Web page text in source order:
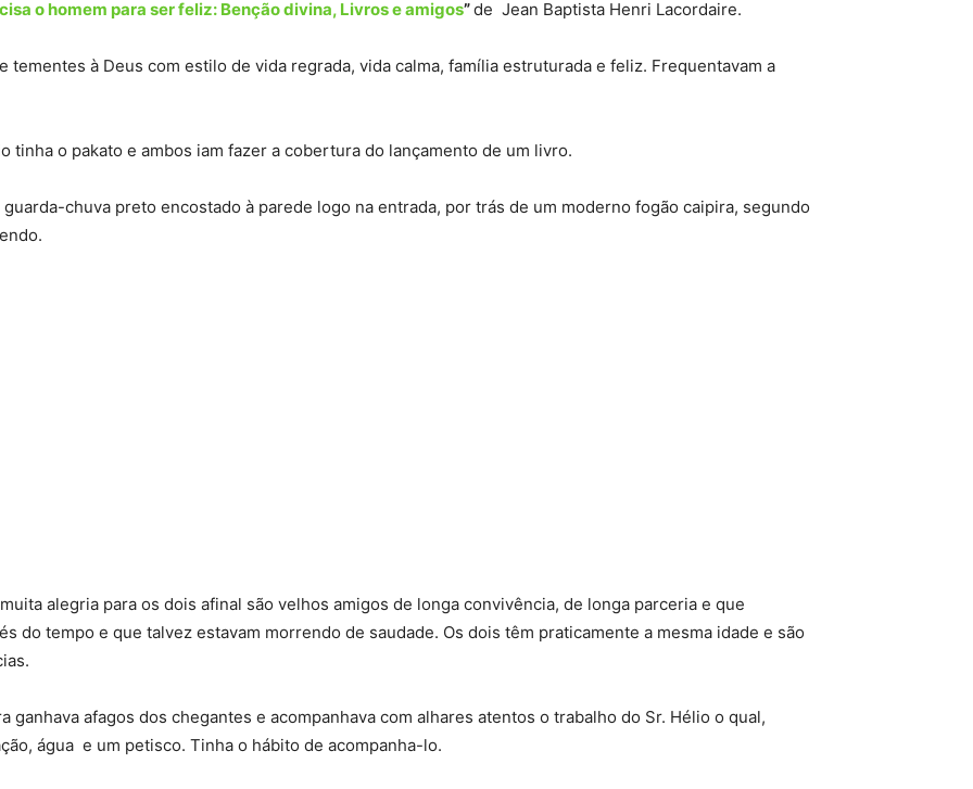
o homem para ser feliz: Benção divina, Livros e amigos”de Jean Baptista Henri Lacordaire.
tementes à Deus com estilo de vida regrada, vida calma, família estruturada e feliz. Frequentavam a
tinha o pakato e ambos iam fazer a cobertura do lançamento de um livro.
chuva preto encostado à parede logo na entrada, por trás de um moderno fogão caipira, segundo
alegria para os dois afinal são velhos amigos de longa convivência, de longa parceria e que
do tempo e que talvez estavam morrendo de saudade. Os dois têm praticamente a mesma idade e são
ganhava afagos dos chegantes e acompanhava com alhares atentos o trabalho do Sr. Hélio o qual,
água e um petisco. Tinha o hábito de acompanha-lo.